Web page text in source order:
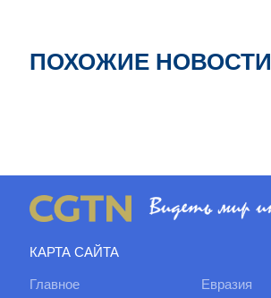
ПОХОЖИЕ НОВОСТИ
КАРТА САЙТА
Главное
Евразия